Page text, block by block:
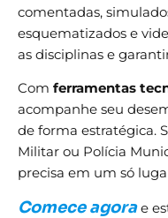
comentadas,
esquematizados e
as disciplinas e
Com ferramentas
acompanhe seu
de forma estratégica.
Militar ou Polícia
precisa em um só
Comece agorae